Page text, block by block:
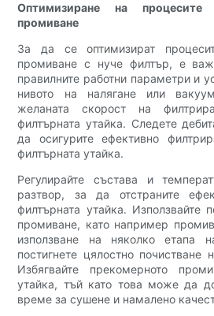
Оптимизиране на
промиване
За да се оптимизират
промиване с нуче филтър, е
правилните работни параметри и
нивото на налягане или
желаната скорост на
филтърната утайка. Следете
да осигурите ефективно
филтърната утайка.
Регулирайте състава и
разтвор, за да отстраните
филтърната утайка. Използвайте
промиване, като например
използване на няколко етапа
постигнете цялостно почистване
Избягвайте прекомерното
утайка, тъй като това може да
време за сушене и намалено